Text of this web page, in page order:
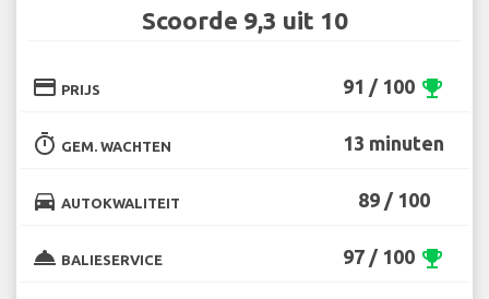
Scoorde 9,3 uit 10
credit_card PRIJS 91 / 100 emoji_events
timer GEM. WACHTEN 13 minuten
directions_car AUTOKWALITEIT 89 / 100
room_service BALIESERVICE 97 / 100 emoji_events